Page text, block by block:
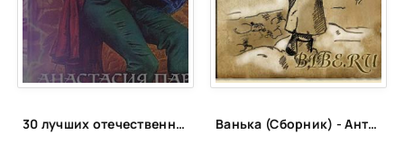
24
26
30 лучших отечественных фэнтези циклов Ванька (Сборник) - Антон Чехов